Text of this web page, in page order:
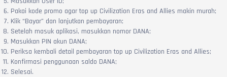
Pakai kode promo agar top up Civilization Eras and Allies makin murah;
Klik “Bayar” dan lanjutkan pembayaran;
Setelah masuk aplikasi, masukkan nomor DANA;
Masukkan PIN akun DANA;
Periksa kembali detail pembayaran top up Civilization Eras and Allies;
Konfirmasi penggunaan saldo DANA;
Selesai.